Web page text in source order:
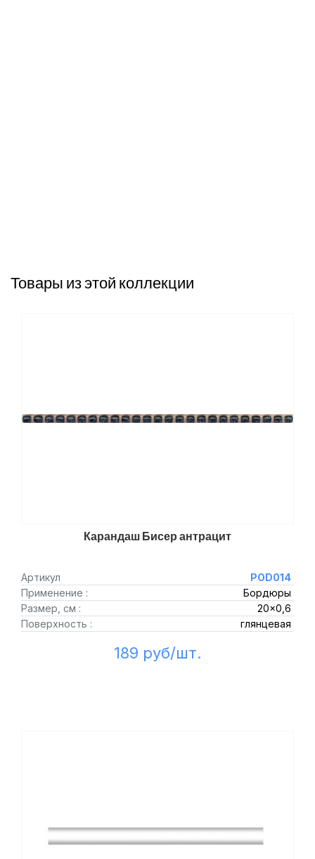
Товары из этой коллекции
Карандаш Бисер антрацит
Артикул
POD014
Применение :
Бордюры
Размер, см :
20x0,6
Поверхность :
глянцевая
189 руб/шт.